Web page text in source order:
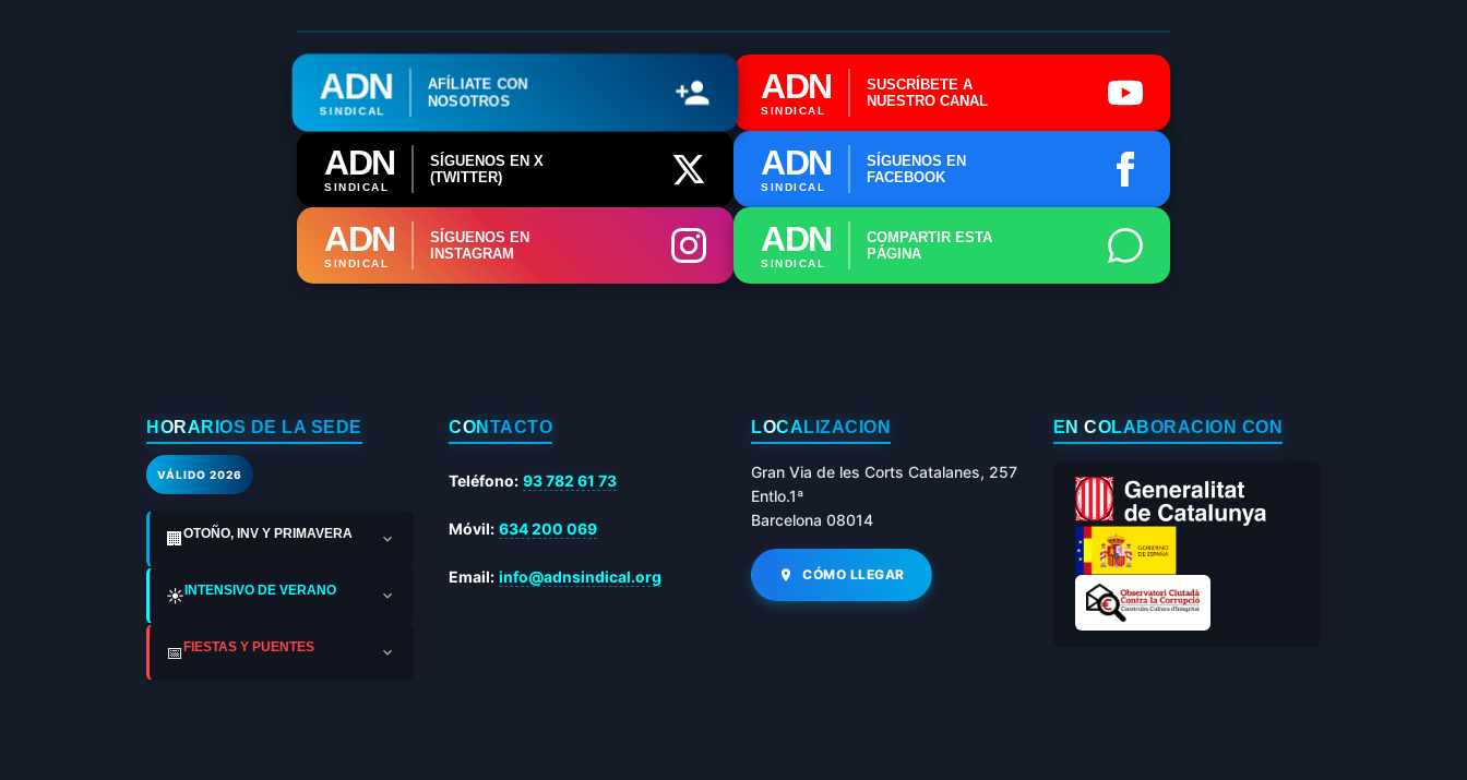
ADN
SINDICAL
AFÍLIATE CON
NOSOTROS
ADN
SINDICAL
SUSCRÍBETE A
NUESTRO CANAL
ADN
SINDICAL
SÍGUENOS EN X
(TWITTER)
ADN
SINDICAL
SÍGUENOS EN
FACEBOOK
ADN
SINDICAL
SÍGUENOS EN
INSTAGRAM
ADN
SINDICAL
COMPARTIR ESTA
PÁGINA
HORARIOS DE LA SEDE
VÁLIDO 2026
🏢OTOÑO, INV Y PRIMAVERA
☀️INTENSIVO DE VERANO
📅FIESTAS Y PUENTES
CONTACTO
Teléfono: 93 782 61 73
Móvil: 634 200 069
Email: info@adnsindical.org
LOCALIZACIÓN
Gran Via de les Corts Catalanes, 257
Entlo.1ª
Barcelona 08014
CÓMO LLEGAR
EN COLABORACIÓN CON